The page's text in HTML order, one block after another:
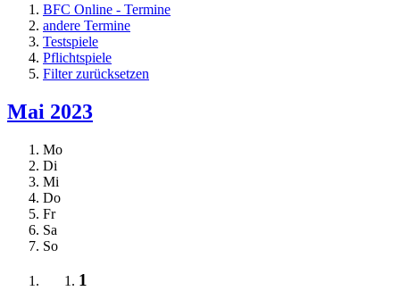
BFC Online - Termine
andere Termine
Testspiele
Pflichtspiele
Filter zurücksetzen
Mai 2023
Mo
Di
Mi
Do
Fr
Sa
So
1